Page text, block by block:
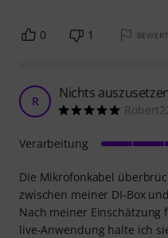
0 1
R Nichts
Die Mikrofonkabel
zwischen meiner DI-Box
Nach meiner
live-Anwendung halte ich
Verarbeitung